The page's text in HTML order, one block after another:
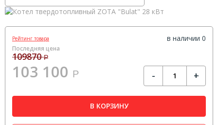
Рейтинг товара в наличии 0
Последняя цена
109870Р
103 100 Р - +
В КОРЗИНУ